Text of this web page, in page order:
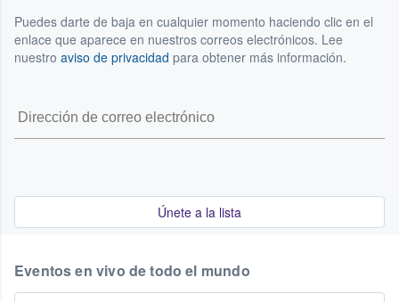
Puedes darte de baja en cualquier momento haciendo clic en el
enlace que aparece en nuestros correos electrónicos. Lee
nuestro aviso de privacidad para obtener más información.
Únete a la lista
Eventos en vivo de todo el mundo